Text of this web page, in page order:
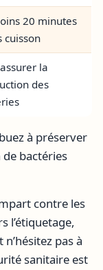
20 minutes
cuisson
la
des
à préserver
bactéries
contre les
l’étiquetage,
pas à
sanitaire est